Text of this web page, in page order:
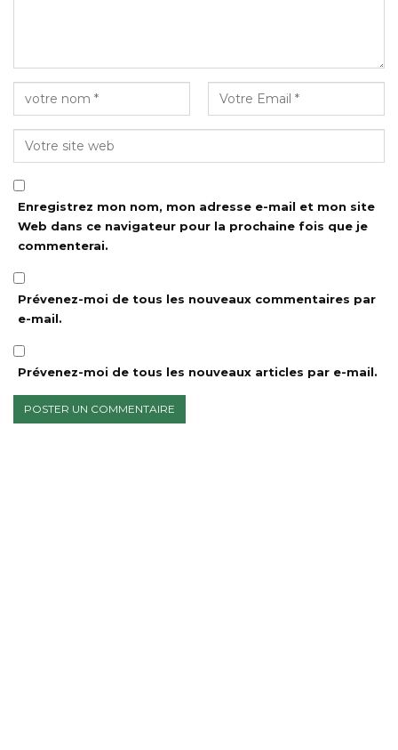
Enregistrez mon nom, mon adresse e-mail et mon site
Web dans ce navigateur pour la prochaine fois que je
commenterai.
Prévenez-moi de tous les nouveaux commentaires par
e-mail.
Prévenez-moi de tous les nouveaux articles par e-mail.